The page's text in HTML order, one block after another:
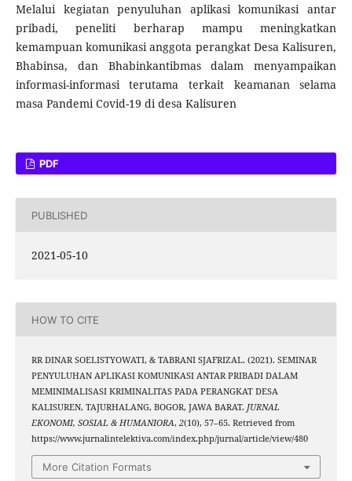
Melalui kegiatan penyuluhan aplikasi komunikasi antar
pribadi, peneliti berharap mampu meningkatkan
kemampuan komunikasi anggota perangkat Desa Kalisuren,
Bhabinsa, dan Bhabinkantibmas dalam menyampaikan
informasi-informasi terutama terkait keamanan selama
masa Pandemi Covid-19 di desa Kalisuren
PDF
PUBLISHED
2021-05-10
HOW TO CITE
RR DINAR SOELISTYOWATI, & TABRANI SJAFRIZAL. (2021). SEMINAR
PENYULUHAN APLIKASI KOMUNIKASI ANTAR PRIBADI DALAM
MEMINIMALISASI KRIMINALITAS PADA PERANGKAT DESA
KALISUREN, TAJURHALANG, BOGOR, JAWA BARAT. JURNAL
EKONOMI, SOSIAL & HUMANIORA, 2(10), 57–65. Retrieved from
https://www.jurnalintelektiva.com/index.php/jurnal/article/view/480
More Citation Formats